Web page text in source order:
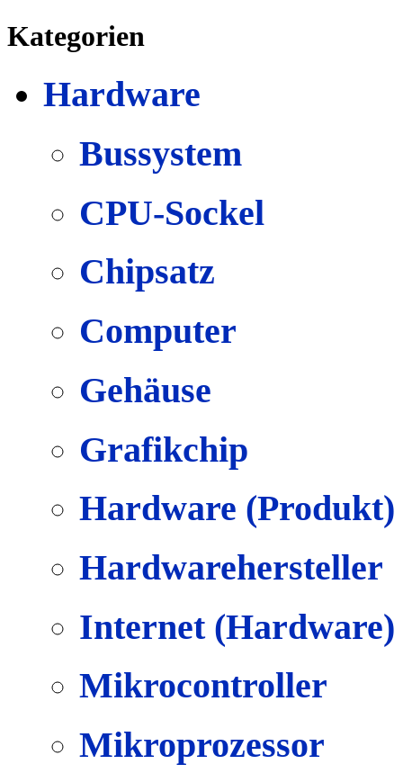
Kategorien
Hardware
Bussystem
CPU-Sockel
Chipsatz
Computer
Gehäuse
Grafikchip
Hardware (Produkt)
Hardwarehersteller
Internet (Hardware)
Mikrocontroller
Mikroprozessor